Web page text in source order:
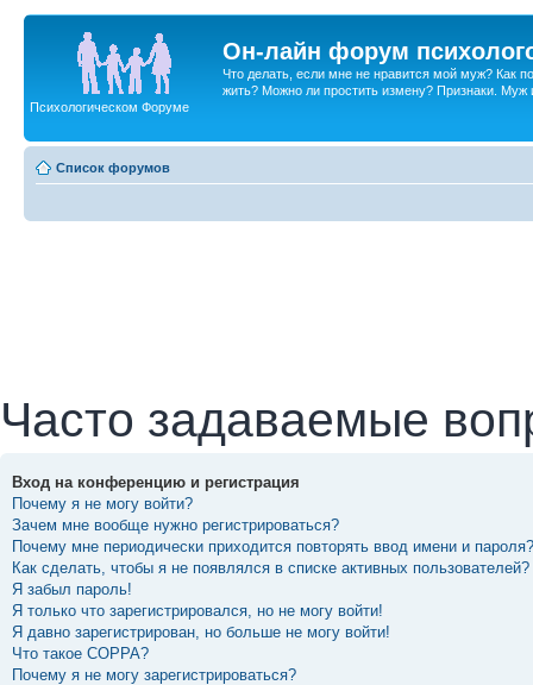
Он-лайн форум
Что делать, если мне не нравится мой муж? Как
жить? Можно ли простить измену? Признаки. Муж
Психологическом Форуме
Список форумов
Часто задаваемые
Вход на конференцию и регистрация
Почему я не могу войти?
Зачем мне вообще нужно регистрироваться?
Почему мне периодически приходится повторять ввод имени и пароля?
Как сделать, чтобы я не появлялся в списке активных пользователей?
Я забыл пароль!
Я только что зарегистрировался, но не могу войти!
Я давно зарегистрирован, но больше не могу войти!
Что такое COPPA?
Почему я не могу зарегистрироваться?